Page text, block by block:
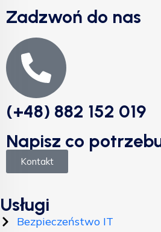
Zadzwoń do nas
(+48) 882 152 019
Napisz co
Kontakt
Usługi
Bezpieczeństwo IT